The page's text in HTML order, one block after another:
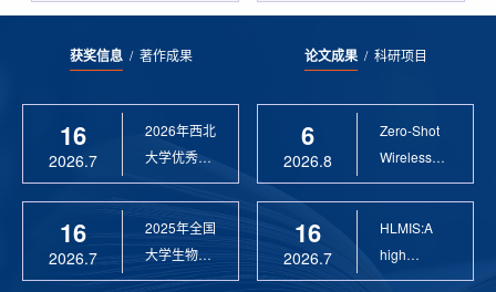
获奖信息/ 著作成果
16
2026.7
2026年西北
大学优秀硕
士论文指导
16
2026.7
2025年全国
大学生物联
网设计竞赛
论文成果/ 科研项目
6
2026.8
Zero-Shot
Wireless
Sensor
16
2026.7
HLMIS:A
high
Resolution